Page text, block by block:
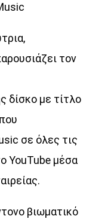
τον
δίσκο με τίτλο
σε όλες τις
YouTube μέσα
βιωματικό